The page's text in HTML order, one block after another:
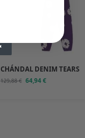
CHÁNDAL DENIM TEARS
129,88€ 64,94€